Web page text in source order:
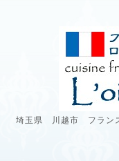
埼玉県 川越市 フラン